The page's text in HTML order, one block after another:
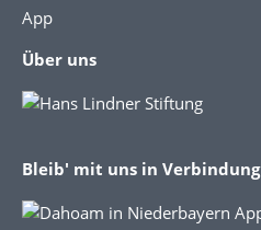
App
Über uns
Bleib' mit uns in Verbindung